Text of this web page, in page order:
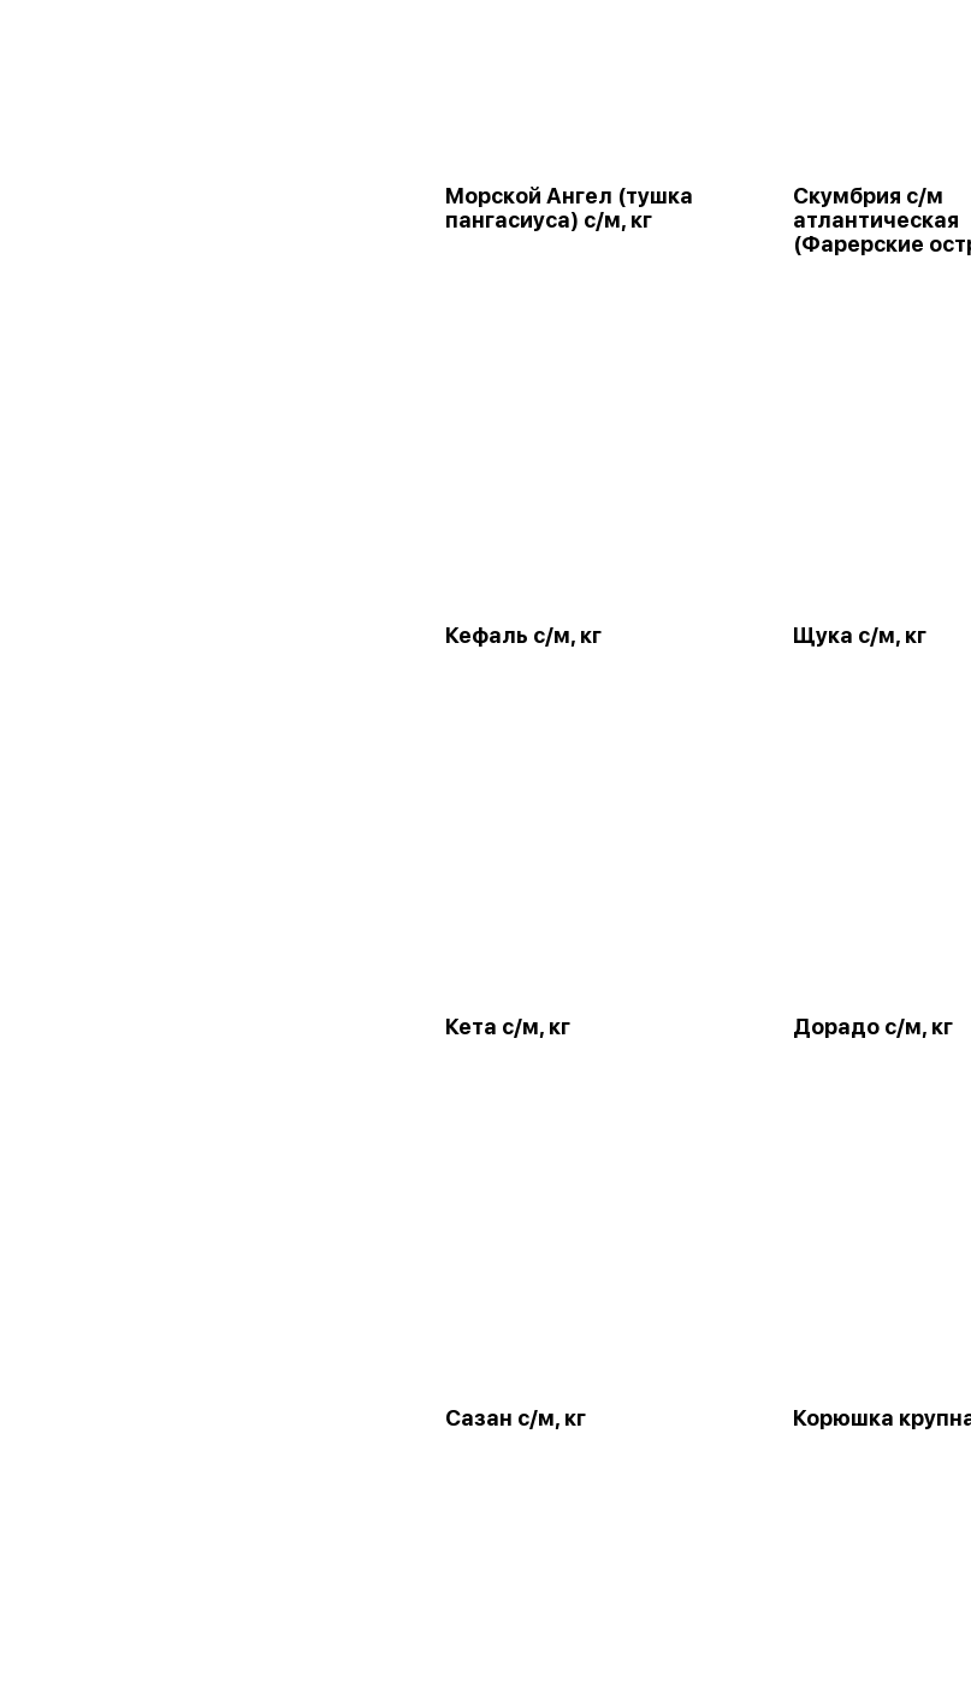
Морской Ангел (тушка
пангасиуса) с/м, кг
Скумбрия с/м
атлантическая
(Фарерские
Кефаль с/м, кг Щука с/м, кг
Кета с/м, кг Дорадо с/м, кг
Сазан с/м, кг Корюшка